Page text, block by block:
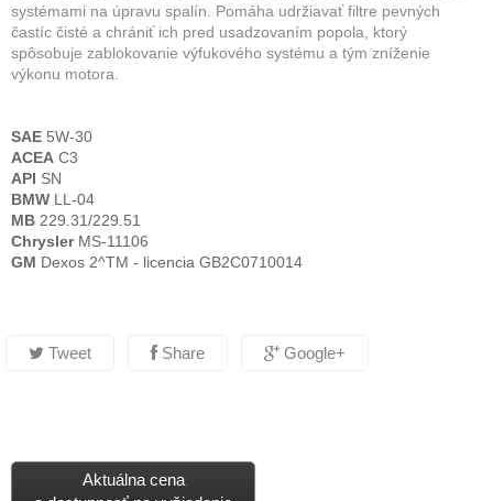
systémami na úpravu spalín. Pomáha udržiavať filtre pevných
častíc čisté a chrániť ich pred usadzovaním popola, ktorý
spôsobuje zablokovanie výfukového systému a tým zníženie
výkonu motora.
SAE 5W-30
ACEA C3
API SN
BMW LL-04
MB 229.31/229.51
ChryslerMS-11106
GM Dexos 2^TM - licencia GB2C0710014
Tweet Share Google+
Aktuálna cena